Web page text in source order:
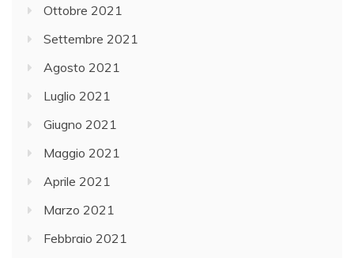
Ottobre 2021
Settembre 2021
Agosto 2021
Luglio 2021
Giugno 2021
Maggio 2021
Aprile 2021
Marzo 2021
Febbraio 2021